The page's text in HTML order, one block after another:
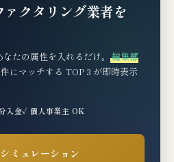
クタリング業者を
たの属性を入れるだけ。 編集部
にマッチする TOP 3 が即時表示
入金✓ 個人事業主 OK
ミュレーション